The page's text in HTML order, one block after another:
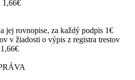
1,66€
jej rovnopise, za každý podpis 1€
v žiadosti o výpis z registra trestov